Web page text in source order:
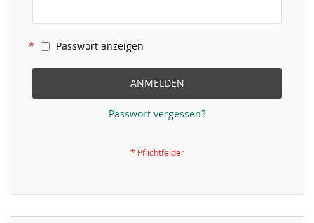
Passwort anzeigen
ANMELDEN
Passwort vergessen?